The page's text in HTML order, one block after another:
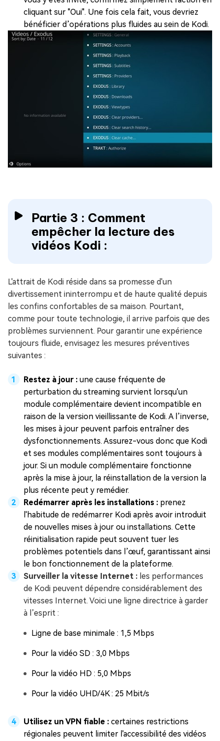
cliquant sur "Oui". Une fois cela fait, vous devriez
bénéficier d’opérations plus fluides au sein de Kodi.
Partie 3 : Comment
empêcher la lecture des
vidéos Kodi :
L'attrait de Kodi réside dans sa promesse d'un
divertissement ininterrompu et de haute qualité depuis
les confins confortables de sa maison. Pourtant,
comme pour toute technologie, il arrive parfois que des
problèmes surviennent. Pour garantir une expérience
toujours fluide, envisagez les mesures préventives
suivantes :
Restez à jour : une cause fréquente de
perturbation du streaming survient lorsqu'un
module complémentaire devient incompatible en
raison de la version vieillissante de Kodi. A l’inverse,
les mises à jour peuvent parfois entraîner des
dysfonctionnements. Assurez-vous donc que Kodi
et ses modules complémentaires sont toujours à
jour. Si un module complémentaire fonctionne
après la mise à jour, la réinstallation de la version la
plus récente peut y remédier.
Redémarrer après les installations : prenez
l'habitude de redémarrer Kodi après avoir introduit
de nouvelles mises à jour ou installations. Cette
réinitialisation rapide peut souvent tuer les
problèmes potentiels dans l’œuf, garantissant ainsi
le bon fonctionnement de la plateforme.
Surveiller la vitesse Internet : les performances
de Kodi peuvent dépendre considérablement des
vitesses Internet. Voici une ligne directrice à garder
à l’esprit :
Ligne de base minimale : 1,5 Mbps
Pour la vidéo SD : 3,0 Mbps
Pour la vidéo HD : 5,0 Mbps
Pour la vidéo UHD/4K : 25 Mbit/s
Utilisez un VPN fiable : certaines restrictions
régionales peuvent limiter l'accessibilité des vidéos